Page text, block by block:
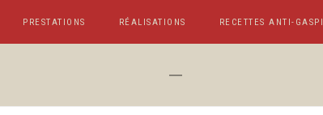
PRESTATIONS RÉALISATIONS RECETTES ANTI-GASPI